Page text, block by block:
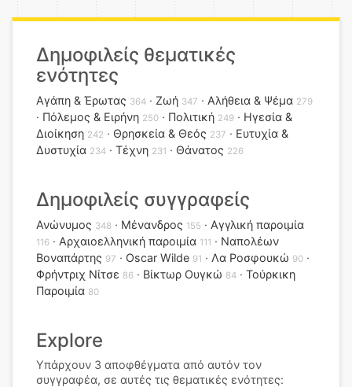
Δημοφιλείς θεματικές
ενότητες
Αγάπη & Έρωτας 364 Ζωή 347 Αλήθεια & Ψέμα 279
Πόλεμος & Ειρήνη 250 Πολιτική 249
Ηγεσία &
Διοίκηση 242 Θρησκεία & Θεός 237
Ευτυχία &
Δυστυχία 234 Τέχνη 231 Θάνατος 226
Δημοφιλείς συγγραφείς
Ανώνυμος 348 Μένανδρος 155 Αγγλική παροιμία
116 Αρχαιοελληνική παροιμία 111
Ναπολέων
Βοναπάρτης 97 Oscar Wilde 91 Λα Ροσφουκώ 90
Φρήντριχ Νίτσε 86 Βίκτωρ Ουγκώ 84
Τούρκικη
Παροιμία 80
Explore
Υπάρχουν 3 αποφθέγματα από αυτόν τον
συγγραφέα, σε αυτές τις θεματικές ενότητες: